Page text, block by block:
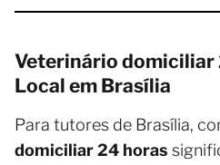
Veterinário domiciliar
Local em Brasília
Para tutores de Brasília,
domiciliar 24 horas